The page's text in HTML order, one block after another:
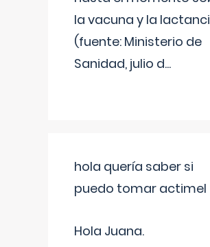
la vacuna y la
(fuente: Ministerio de
Sanidad, julio d...
hola quería saber si
puedo tomar actimel
Hola Juana.